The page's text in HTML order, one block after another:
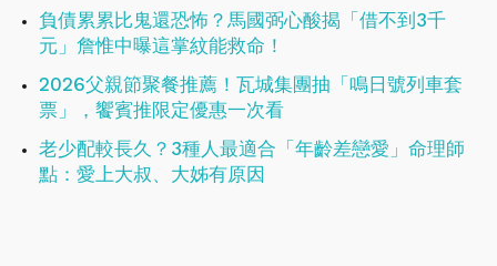
負債累累比鬼還恐怖？馬國弼心酸揭「借不到3千
元」詹惟中曝這掌紋能救命！
2026父親節聚餐推薦！瓦城集團抽「鳴日號列車套
票」，饗賓推限定優惠一次看
老少配較長久？3種人最適合「年齡差戀愛」命理師
點：愛上大叔、大姊有原因